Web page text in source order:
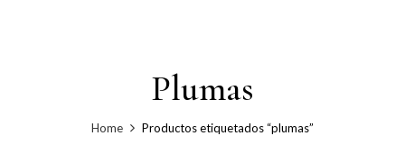
Plumas
Home Productos etiquetados “plumas”